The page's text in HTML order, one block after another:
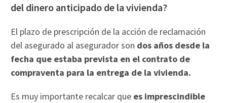
del dinero anticipado de la vivienda?
El plazo de prescripción de la acción de reclamación
del asegurado al asegurador son dos años desde la
fecha que estaba prevista en el contrato de
compraventa para la entrega de la vivienda.
Es muy importante recalcar que es imprescindible